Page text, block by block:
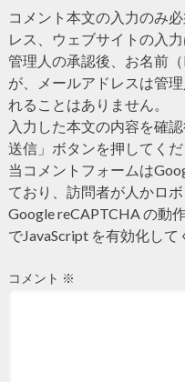
コメント本文の入力のみ
レス、ウェブサイトの入力
管理人の承認後、お名前
が、メールアドレスは管
れることはありません。
入力した本文の内容を確
送信」ボタンを押してくだ
当コメントフォームは
ており、訪問者が人かロ
Google reCAPTCHA の動
でJavaScript を有効化して
コメント ※